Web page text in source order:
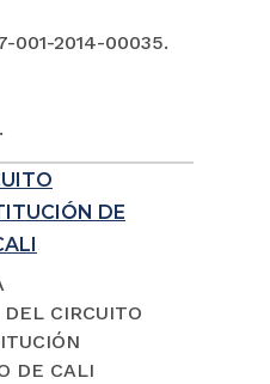
001-2014-00035.
DE
CIRCUITO
DE CALI